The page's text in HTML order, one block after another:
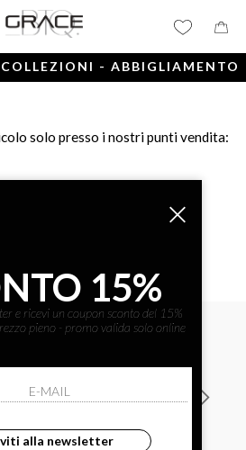
- ABBIGLIAMENTO
solo presso i nostri punti vendita:
ALA (GR) GRACE BTQ
sulla privacy.
15%
e ricevi un coupon sconto del 15%
pieno - promo valida solo online
alla newsletter